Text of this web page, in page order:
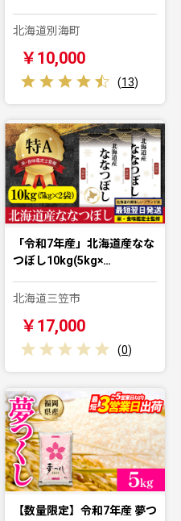
北海道別海町
￥10,000
(13)
「令和7年産」北海道産なな
つぼし10kg(5kg×…
北海道三笠市
￥17,000
(0)
【数量限定】令和7年産 夢つ